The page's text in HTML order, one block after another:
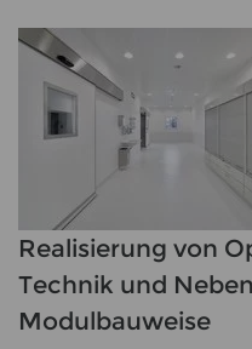
Realisierung von
Technik und
Modulbauweise